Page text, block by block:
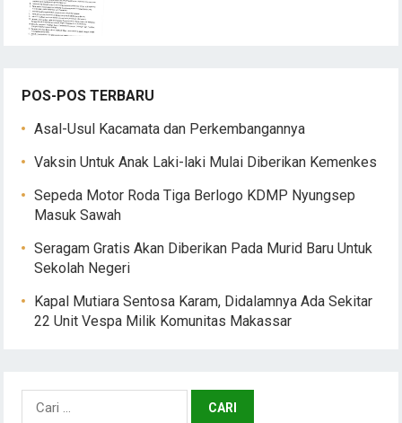
POS-POS TERBARU
Asal-Usul Kacamata dan Perkembangannya
Vaksin Untuk Anak Laki-laki Mulai Diberikan Kemenkes
Sepeda Motor Roda Tiga Berlogo KDMP Nyungsep
Masuk Sawah
Seragam Gratis Akan Diberikan Pada Murid Baru Untuk
Sekolah Negeri
Kapal Mutiara Sentosa Karam, Didalamnya Ada Sekitar
22 Unit Vespa Milik Komunitas Makassar
Cari